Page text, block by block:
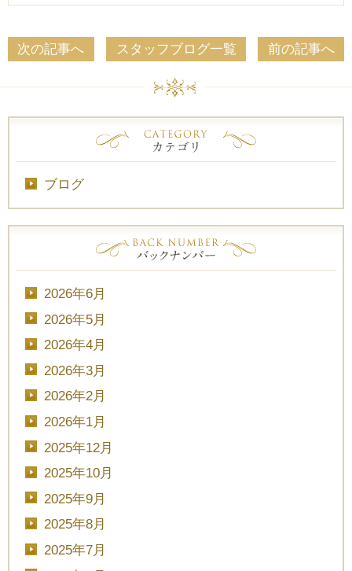
スタッフブログ一覧
次の記事へ 前の記事へ
ブログ
2026年6月
2026年5月
2026年4月
2026年3月
2026年2月
2026年1月
2025年12月
2025年10月
2025年9月
2025年8月
2025年7月